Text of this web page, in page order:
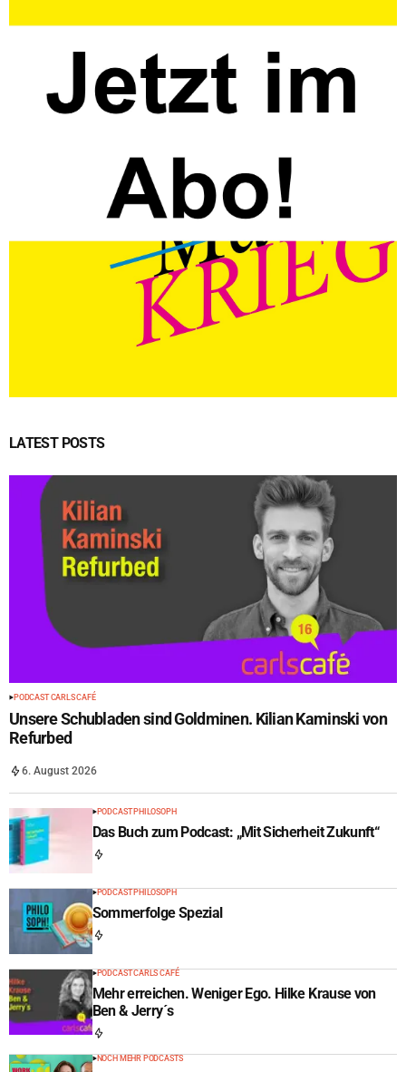
LATEST POSTS
PODCAST CARLS CAFÉ
Unsere Schubladen sind Goldminen. Kilian Kaminski von
Refurbed
6. August 2026
PODCAST PHILOSOPH
Das Buch zum Podcast: „Mit Sicherheit Zukunft“
PODCAST PHILOSOPH
Sommerfolge Spezial
PODCAST CARLS CAFÉ
Mehr erreichen. Weniger Ego. Hilke Krause von
Ben & Jerry´s
NOCH MEHR PODCASTS